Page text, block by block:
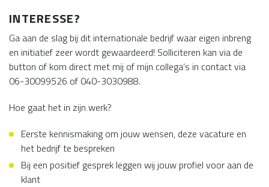
INTERESSE?
Ga aan de slag bij dit internationale bedrijf waar eigen inbreng
en initiatief zeer wordt gewaardeerd! Solliciteren kan via de
button of kom direct met mij of mijn collega’s in contact via
06-30099526 of 040-3030988.
Hoe gaat het in zijn werk?
Eerste kennismaking om jouw wensen, deze vacature en
het bedrijf te bespreken
Bij een positief gesprek leggen wij jouw profiel voor aan de
klant